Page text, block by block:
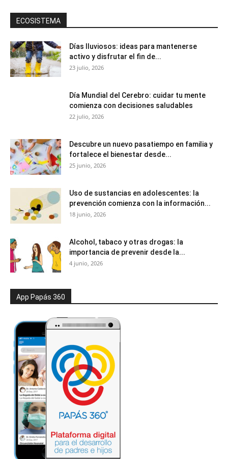
ECOSISTEMA
Días lluviosos: ideas para mantenerse
activo y disfrutar el fin de...
23 julio, 2026
Día Mundial del Cerebro: cuidar tu mente
comienza con decisiones saludables
22 julio, 2026
Descubre un nuevo pasatiempo en familia y
fortalece el bienestar desde...
25 junio, 2026
Uso de sustancias en adolescentes: la
prevención comienza con la información...
18 junio, 2026
Alcohol, tabaco y otras drogas: la
importancia de prevenir desde la...
4 junio, 2026
App Papás 360